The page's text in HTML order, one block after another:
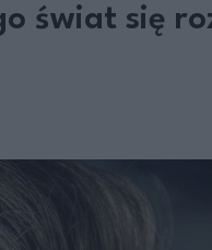
świat się